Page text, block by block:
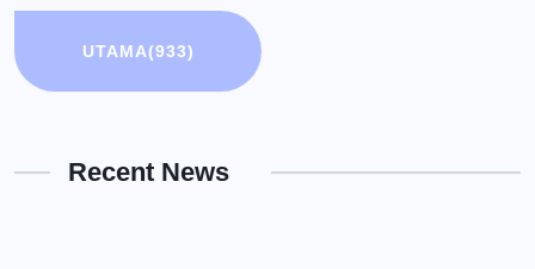
UTAMA(933)
Recent News